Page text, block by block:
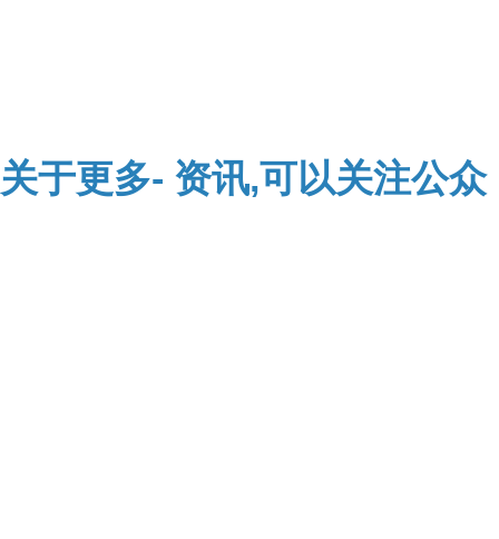
关于更多- 资讯,可以关注公众